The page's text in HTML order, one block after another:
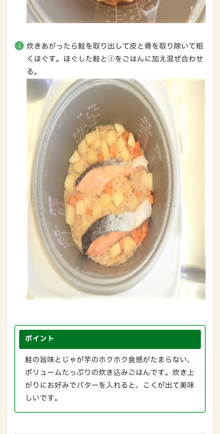
炊きあがったら鮭を取り出して皮と骨を取り除いて粗
くほぐす。ほぐした鮭と②をごはんに加え混ぜ合わせ
る。
ポイント
鮭の旨味とじゃが芋のホクホク食感がたまらない、
ボリュームたっぷりの炊き込みごはんです。炊き上
がりにお好みでバターを入れると、こくが出て美味
しいです。